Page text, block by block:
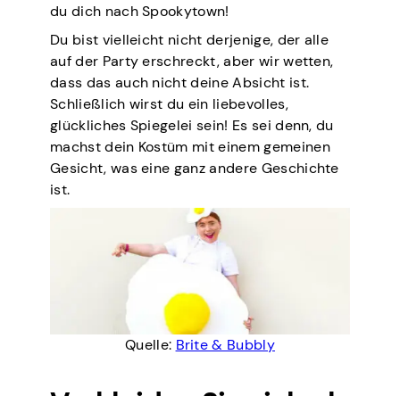
du dich nach Spookytown!
Du bist vielleicht nicht derjenige, der alle
auf der Party erschreckt, aber wir wetten,
dass das auch nicht deine Absicht ist.
Schließlich wirst du ein liebevolles,
glückliches Spiegelei sein! Es sei denn, du
machst dein Kostüm mit einem gemeinen
Gesicht, was eine ganz andere Geschichte
ist.
Quelle: Brite & Bubbly